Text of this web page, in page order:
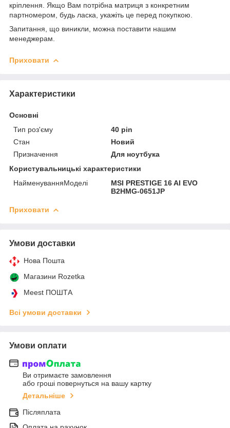
кріплення. Якщо Вам потрібна матриця з конкретним
партномером, будь ласка, укажіть це перед покупкою.
Запитання, що виникли, можна поставити нашим
менеджерам.
Приховати
Характеристики
Основні
Тип роз'єму
40 pin
Стан
Новий
Призначення
Для ноутбука
Користувальницькі характеристики
НайменуванняМоделі
MSI PRESTIGE 16 AI EVO
B2HMG-0651JP
Приховати
Умови доставки
Нова Пошта
Магазини Rozetka
Meest ПОШТА
Всі умови доставки
Умови оплати
Ви отримаєте замовлення
або гроші повернуться на вашу картку
Детальніше
Післяплата